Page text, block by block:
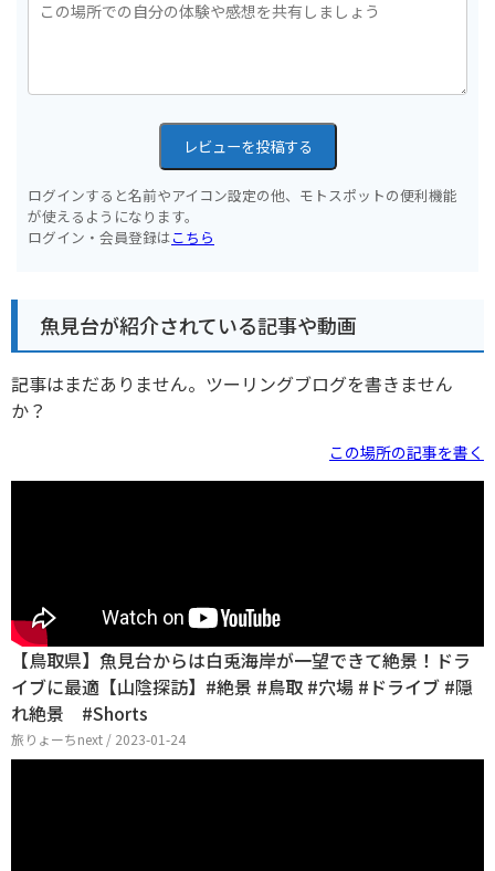
レビューを投稿する
ログインすると名前やアイコン設定の他、モトスポットの便利機能
が使えるようになります。
ログイン・会員登録はこちら
魚見台が紹介されている記事や動画
記事はまだありません。ツーリングブログを書きません
か？
この場所の記事を書く
【鳥取県】魚見台からは白兎海岸が一望できて絶景！ドラ
イブに最適【山陰探訪】#絶景 #鳥取 #穴場 #ドライブ #隠
れ絶景 #Shorts
旅りょーちnext / 2023-01-24